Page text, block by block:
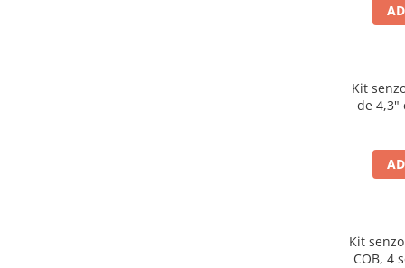
Kit
de 4,3"
Kit
COB, 4